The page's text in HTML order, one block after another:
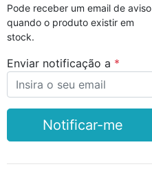
Pode receber um email de aviso
quando o produto existir em
stock.
Enviar notificação a
Notificar-me